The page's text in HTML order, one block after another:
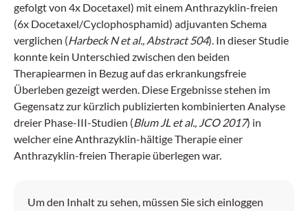
gefolgt von 4x Docetaxel) mit einem Anthrazyklin-freien
(6x Docetaxel/Cyclophosphamid) adjuvanten Schema
verglichen (Harbeck N et al., Abstract 504). In dieser Studie
konnte kein Unterschied zwischen den beiden
Therapiearmen in Bezug auf das erkrankungsfreie
Überleben gezeigt werden. Diese Ergebnisse stehen im
Gegensatz zur kürzlich publizierten kombinierten Analyse
dreier Phase-III-Studien (Blum JL et al., JCO 2017) in
welcher eine Anthrazyklin-hältige Therapie einer
Anthrazyklin-freien Therapie überlegen war.
Um den Inhalt zu sehen, müssen Sie sich einloggen